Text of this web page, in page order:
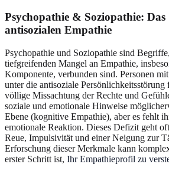
Psychopathie & Soziopathie:
antisozialen Empathie
Psychopathie und Soziopathie sind
tiefgreifenden Mangel an Empathie,
Komponente, verbunden sind. Personen
unter die antisoziale
völlige Missachtung der Rechte und
soziale und emotionale Hinweise
Ebene (kognitive Empathie), aber es fehlt
emotionale Reaktion. Dieses Defizit geht
Reue, Impulsivität und einer Neigung zur
Erforschung dieser Merkmale kann
erster Schritt ist, Ihr Empathieprofil zu